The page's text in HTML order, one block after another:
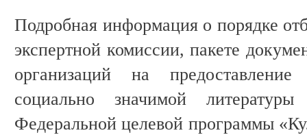
Подробная информация о порядке
экспертной комиссии, пакете
организаций на
социально значимой
Федеральной целевой программы